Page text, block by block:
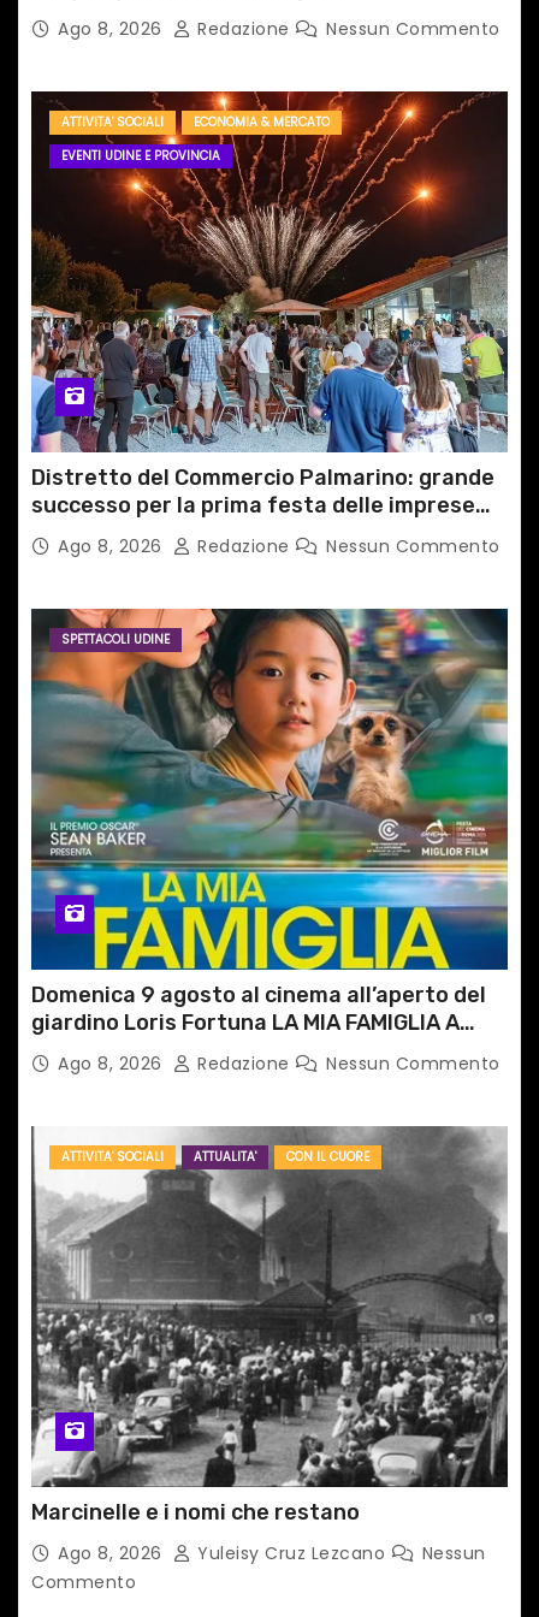
Ago 8, 2026 Redazione Nessun Commento
ATTIVITA' SOCIALI
ECONOMIA & MERCATO
EVENTI UDINE E PROVINCIA
Distretto del Commercio Palmarino: grande
successo per la prima festa delle imprese
del territorio
Ago 8, 2026 Redazione Nessun Commento
SPETTACOLI UDINE
Domenica 9 agosto al cinema all’aperto del
giardino Loris Fortuna LA MIA FAMIGLIA A
TAIPEIAgo 8, 2026 Redazione Nessun Commento
ATTIVITA' SOCIALI ATTUALITA' CON IL CUORE
Marcinelle e i nomi che restano
Ago 8, 2026 Yuleisy Cruz Lezcano
Nessun
Commento